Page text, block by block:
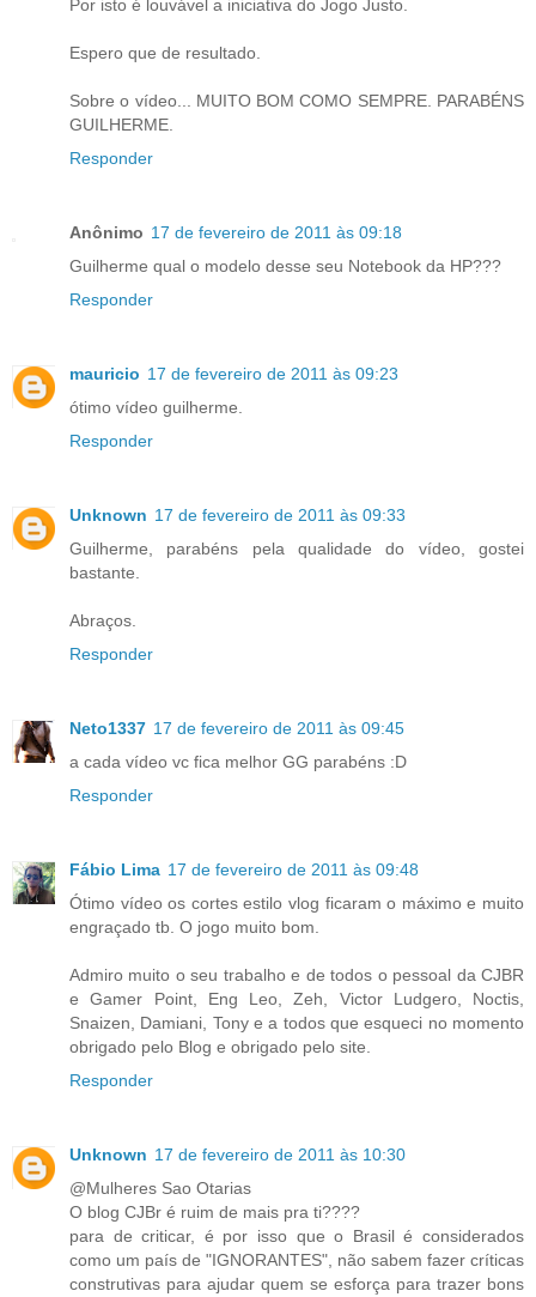
Por isto é louvável a iniciativa do Jogo Justo.
Espero que de resultado.
Sobre o vídeo... MUITO BOM COMO SEMPRE. PARABÉNS
GUILHERME.
Responder
Anônimo 17 de fevereiro de 2011 às 09:18
Guilherme qual o modelo desse seu Notebook da HP???
Responder
mauricio 17 de fevereiro de 2011 às 09:23
ótimo vídeo guilherme.
Responder
Unknown 17 de fevereiro de 2011 às 09:33
Guilherme, parabéns pela qualidade do vídeo, gostei
bastante.
Abraços.
Responder
Neto1337 17 de fevereiro de 2011 às 09:45
a cada vídeo vc fica melhor GG parabéns :D
Responder
Fábio Lima 17 de fevereiro de 2011 às 09:48
Ótimo vídeo os cortes estilo vlog ficaram o máximo e muito
engraçado tb. O jogo muito bom.
Admiro muito o seu trabalho e de todos o pessoal da CJBR
e Gamer Point, Eng Leo, Zeh, Victor Ludgero, Noctis,
Snaizen, Damiani, Tony e a todos que esqueci no momento
obrigado pelo Blog e obrigado pelo site.
Responder
Unknown 17 de fevereiro de 2011 às 10:30
@Mulheres Sao Otarias
O blog CJBr é ruim de mais pra ti????
para de criticar, é por isso que o Brasil é considerados
como um país de "IGNORANTES", não sabem fazer críticas
construtivas para ajudar quem se esforça para trazer bons